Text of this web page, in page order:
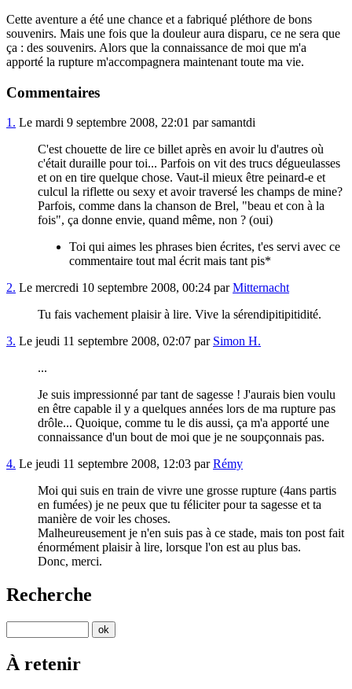
Cette aventure a été une chance et a fabriqué pléthore de bons
souvenirs. Mais une fois que la douleur aura disparu, ce ne sera que
ça : des souvenirs. Alors que la connaissance de moi que m'a
apporté la rupture m'accompagnera maintenant toute ma vie.
Commentaires
1. Le mardi 9 septembre 2008, 22:01 par samantdi
C'est chouette de lire ce billet après en avoir lu d'autres où
c'était duraille pour toi... Parfois on vit des trucs dégueulasses
et on en tire quelque chose. Vaut-il mieux être peinard-e et
culcul la riflette ou sexy et avoir traversé les champs de mine?
Parfois, comme dans la chanson de Brel, "beau et con à la
fois", ça donne envie, quand même, non ? (oui)
Toi qui aimes les phrases bien écrites, t'es servi avec ce
commentaire tout mal écrit mais tant pis*
2. Le mercredi 10 septembre 2008, 00:24 parMitternacht
Tu fais vachement plaisir à lire. Vive la sérendipitipitidité.
3. Le jeudi 11 septembre 2008, 02:07 par Simon H.
...
Je suis impressionné par tant de sagesse ! J'aurais bien voulu
en être capable il y a quelques années lors de ma rupture pas
drôle... Quoique, comme tu le dis aussi, ça m'a apporté une
connaissance d'un bout de moi que je ne soupçonnais pas.
4. Le jeudi 11 septembre 2008, 12:03 parRémy
Moi qui suis en train de vivre une grosse rupture (4ans partis
en fumées) je ne peux que tu féliciter pour ta sagesse et ta
manière de voir les choses.
Malheureusement je n'en suis pas à ce stade, mais ton post fait
énormément plaisir à lire, lorsque l'on est au plus bas.
Donc, merci.
Recherche
À retenir